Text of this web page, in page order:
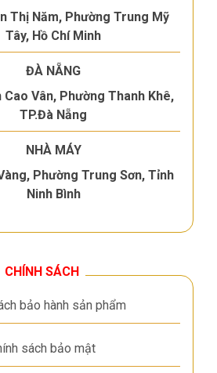
Thị Năm, Phường Trung Mỹ
Tây, Hồ Chí Minh
ĐÀ NẴNG
Vân, Phường Thanh Khê,
TP.Đà Nẵng
NHÀ MÁY
Phường Trung Sơn, Tỉnh
Ninh Bình
CHÍNH SÁCH
bảo hành sản phẩm
sách bảo mật